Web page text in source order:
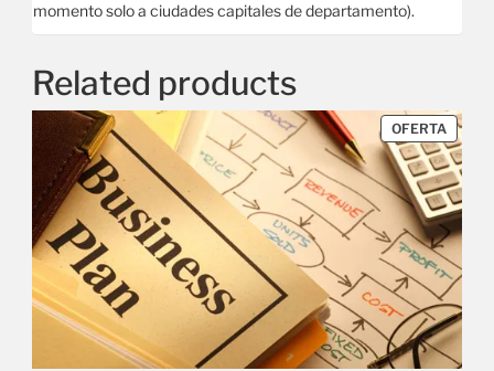
momento solo a ciudades capitales de departamento).
Related products
OFERTA